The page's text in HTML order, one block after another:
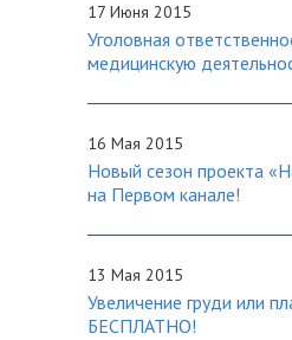
17 Июня 2015
Уголовная
медицинскую
16 Мая 2015
Новый сезон проекта
на Первом канале!
13 Мая 2015
Увеличение груди или
БЕСПЛАТНО!